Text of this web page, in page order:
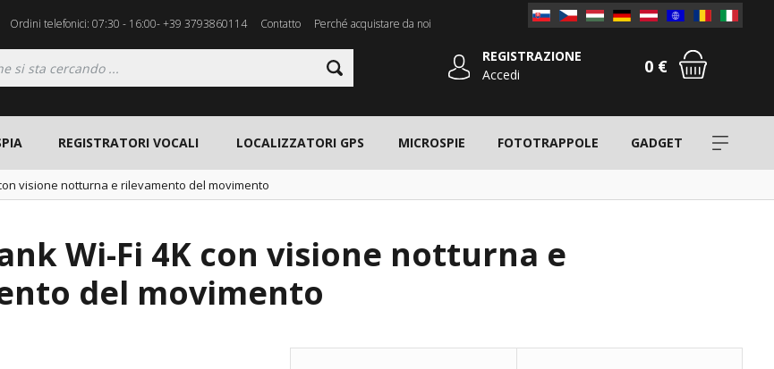
Ordini telefonici: 07:30 - 16:00- +39 3793860114 Contatto Perché acquistare da noi
REGISTRAZIONE
Accedi
0 €
REGISTRATORI VOCALI LOCALIZZATORI GPS MICROSPIE FOTOTRAPPOLE GADGET
visione notturna e rilevamento del movimento
Wi-Fi 4K con visione notturna e
del movimento